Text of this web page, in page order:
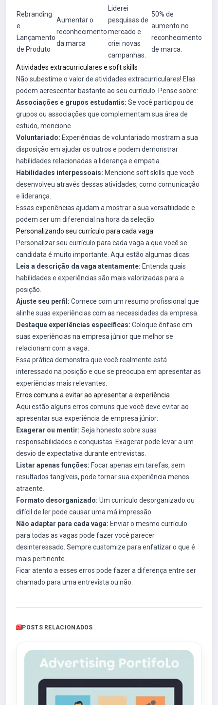
Rebranding
e
Lançamento
de Produto
Aumentar o
reconhecimento
da marca
Liderei
pesquisas de
mercado e
criei novas
campanhas.
50% de
aumento no
reconhecimento
de marca.
Atividades extracurriculares e soft skills
Não subestime o valor de atividades extracurriculares! Elas
podem acrescentar bastante ao seu currículo. Pense sobre:
Associações e grupos estudantis: Se você participou de
grupos ou associações que complementam sua área de
estudo, mencione.
Voluntariado: Experiências de voluntariado mostram a sua
disposição em ajudar os outros e podem demonstrar
habilidades relacionadas a liderança e empatia.
Habilidades interpessoais: Mencione soft skills que você
desenvolveu através dessas atividades, como comunicação
e liderança.
Essas experiências ajudam a mostrar a sua versatilidade e
podem ser um diferencial na hora da seleção.
Personalizando seu currículo para cada vaga
Personalizar seu currículo para cada vaga a que você se
candidata é muito importante. Aqui estão algumas dicas:
Leia a descrição da vaga atentamente: Entenda quais
habilidades e experiências são mais valorizadas para a
posição.
Ajuste seu perfil: Comece com um resumo profissional que
alinhe suas experiências com as necessidades da empresa.
Destaque experiências específicas: Coloque ênfase em
suas experiências na empresa júnior que melhor se
relacionam com a vaga.
Essa prática demonstra que você realmente está
interessado na posição e que se preocupa em apresentar as
experiências mais relevantes.
Erros comuns a evitar ao apresentar a experiência
Aqui estão alguns erros comuns que você deve evitar ao
apresentar sua experiência de empresa júnior:
Exagerar ou mentir: Seja honesto sobre suas
responsabilidades e conquistas. Exagerar pode levar a um
desvio de expectativa durante entrevistas.
Listar apenas funções: Focar apenas em tarefas, sem
resultados tangíveis, pode tornar sua experiência menos
atraente.
Formato desorganizado: Um currículo desorganizado ou
difícil de ler pode causar uma má impressão.
Não adaptar para cada vaga: Enviar o mesmo currículo
para todas as vagas pode fazer você parecer
desinteressado. Sempre customize para enfatizar o que é
mais pertinente.
Ficar atento a esses erros pode fazer a diferença entre ser
chamado para uma entrevista ou não.
POSTS RELACIONADOS